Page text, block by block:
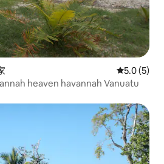
レビュー5
5.0 (5)
heaven havannah Vanuatu